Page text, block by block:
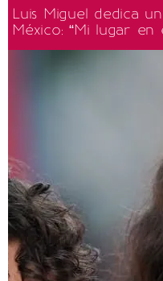
Luis Miguel dedica
México: “Mi lugar en